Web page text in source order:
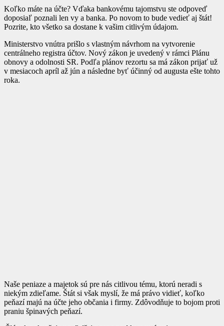
Koľko máte na účte? Vďaka bankovému tajomstvu ste odpoveď
doposiaľ poznali len vy a banka. Po novom to bude vedieť aj štát!
Pozrite, kto všetko sa dostane k vašim citlivým údajom.
Ministerstvo vnútra prišlo s vlastným návrhom na vytvorenie
centrálneho registra účtov. Nový zákon je uvedený v rámci Plánu
obnovy a odolnosti SR. Podľa plánov rezortu sa má zákon prijať už
v mesiacoch apríl až jún a následne byť účinný od augusta ešte tohto
roka.
Naše peniaze a majetok sú pre nás citlivou tému, ktorú neradi s
niekým zdieľame. Štát si však myslí, že má právo vidieť, koľko
peňazí majú na účte jeho občania i firmy. Zdôvodňuje to bojom proti
praniu špinavých peňazí.